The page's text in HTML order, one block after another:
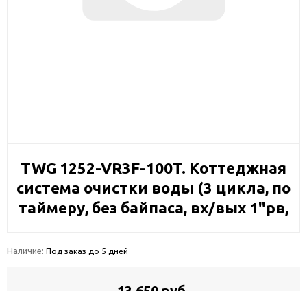
TWG 1252-VR3F-100T. Коттеджная
система очистки воды (3 цикла, по
таймеру, без байпаса, вх/вых 1"рв,
Наличие: Под заказ до 5 дней